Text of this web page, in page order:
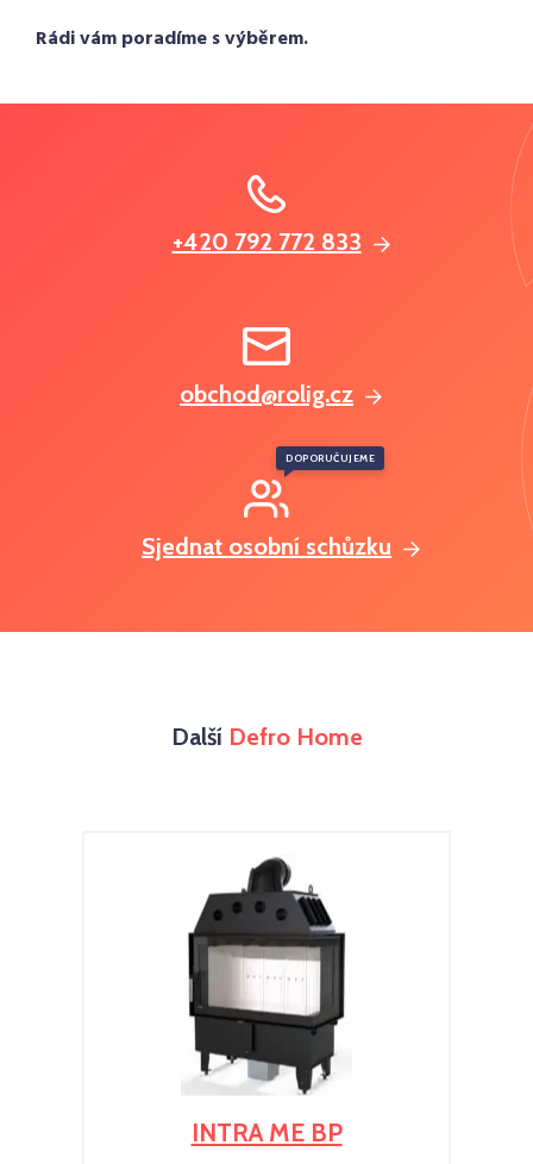
Rádi vám poradíme s výběrem.
+420 792 772 833
obchod@rolig.cz
Sjednat osobní schůzku
DOPORUČUJEME
Další Defro Home
INTRA ME BP